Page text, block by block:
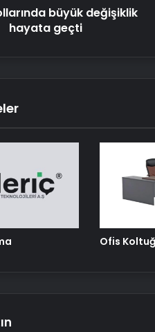
büyük değişiklik
hayata geçti
Ofis